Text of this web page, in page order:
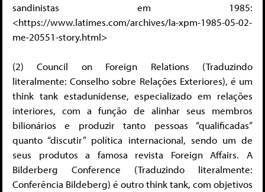
sandinistas em 1985:
<https://www.latimes.com/archives/la-xpm-1985-05-02-
me-20551-story.html>
(2) Council on Foreign Relations (Traduzindo
literalmente: Conselho sobre Relações Exteriores), é um
think tank estadunidense, especializado em relações
interiores, com a função de alinhar seus membros
bilionários e produzir tanto pessoas “qualificadas”
quanto “discutir” política internacional, sendo um de
seus produtos a famosa revista Foreign Affairs. A
Bilderberg Conference (Traduzindo literalmente:
Conferência Bildeberg) é outro think tank, com objetivos